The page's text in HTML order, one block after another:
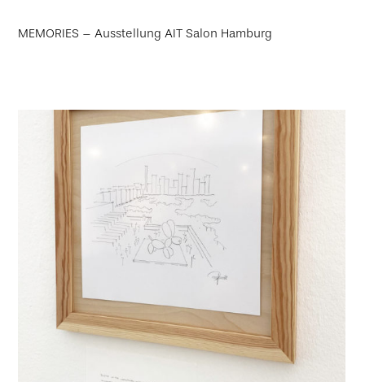
MEMORIES – Ausstellung AIT Salon Hamburg